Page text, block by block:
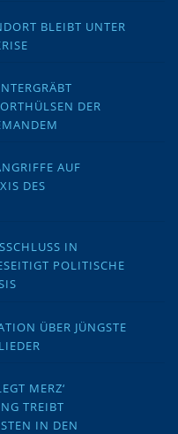
BLEIBT UNTER
DER
AUF
DES
IN
POLITISCHE
ÜBER JÜNGSTE
MERZ‘
TREIBT
IN DEN